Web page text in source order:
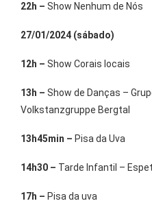
22h – Show Nenhum de Nós
27/01/2024 (sábado)
12h – Show Corais locais
13h – Show de Danças –
Volkstanzgruppe Bergtal
13h45min – Pisa da Uva
14h30 – Tarde Infantil –
17h – Pisa da uva